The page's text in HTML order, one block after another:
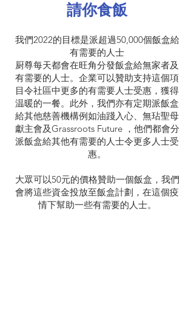
​請你食飯
我們2022的目標是派超過50,000個飯盒給
有需要的人士
厨尊每天都會在旺角分發飯盒給無家者及
有需要的人士。企業可以贊助支持這個項
目令社區中更多的有需要人士受惠，獲得
温暖的一餐。此外，我們亦有定期派飯盒
給其他慈善機構例如油踐入心、無玷聖母
獻主會及Grassroots Future ，他們都會分
派飯盒給其他有需要的人士令更多人士受
惠。
大眾可以50元的價格贊助一個飯盒，我們
會將這些資金投放至飯盒計劃，在這個疫
情下幫助一些有需要的人士。